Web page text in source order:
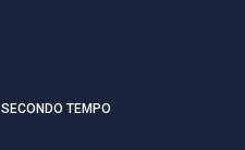
SECONDO TEMPO